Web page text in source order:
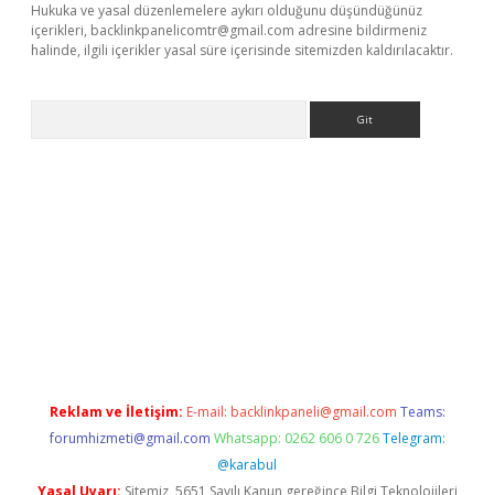
Hukuka ve yasal düzenlemelere aykırı olduğunu düşündüğünüz
içerikleri, backlinkpanelicomtr@gmail.com adresine bildirmeniz
halinde, ilgili içerikler yasal süre içerisinde sitemizden kaldırılacaktır.
Reklam ve İletişim: E-mail: backlinkpaneli@gmail.com Teams:
forumhizmeti@gmail.com Whatsapp: 0262 606 0 726 Telegram:
@karabul
Yasal Uyarı: Sitemiz, 5651 Sayılı Kanun gereğince Bilgi Teknolojileri